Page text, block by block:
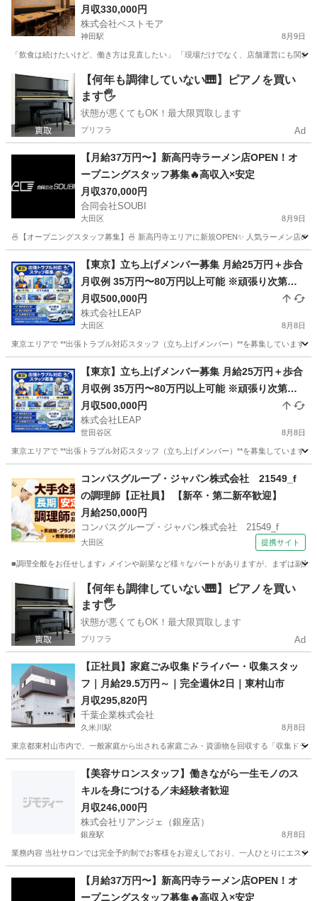
月収330,000円
株式会社ベストモア
神田駅 8月9日
「飲食は続けたいけど、働き方は見直したい」 「現場だけでなく、店舗運営にも関
東京 千代田区 神田駅 飲食 業務
【何年も調律していない🎹】ピアノを買い
ます🖐️
状態が悪くてもOK！最大限買取します
プリフラ Ad
【月給37万円〜】新高円寺ラーメン店OPEN！オ
ープニングスタッフ募集🔥高収入×安定
月収370,000円
合同会社SOUBI
大田区 8月9日
🍜【オープニングスタッフ募集】🍜 新高円寺エリアに新規OPEN✨ 人気ラーメン
飲食 社会保険
【東京】立ち上げメンバー募集 月給25万円＋歩合
月収例 35万円〜80万円以上可能 ※頑張り次第で
高収入可能 ※繁忙期は100万円以上の実績あり
月収500,000円
株式会社LEAP
大田区 8月8日
東京エリアで **出張トラブル対応スタッフ（立ち上げメンバー）**を募集しています
その他 トラブル
【東京】立ち上げメンバー募集 月給25万円＋歩合
月収例 35万円〜80万円以上可能 ※頑張り次第で
高収入可能 ※繁忙期は100万円以上の実績あり
月収500,000円
株式会社LEAP
世田谷区 8月8日
東京エリアで **出張トラブル対応スタッフ（立ち上げメンバー）**を募集しています
その他 トラブル
コンパスグループ・ジャパン株式会社 21549_f
の調理師【正社員】 【新卒・第二新卒歓迎】
月給250,000円
コンパスグループ・ジャパン株式会社 21549_f
大田区 提携サイト
■調理全般をお任せします♪ メインや副菜など様々なパートがありますが、まずは副
東京 大田区 調理師
【何年も調律していない🎹】ピアノを買い
ます🖐️
状態が悪くてもOK！最大限買取します
プリフラ Ad
【正社員】家庭ごみ収集ドライバー・収集スタッ
フ｜月給29.5万円～｜完全週休2日｜東村山市
月収295,820円
千葉企業株式会社
久米川駅 8月8日
東京都東村山市内で、一般家庭から出される家庭ごみ・資源物を回収する「収集ドラ
久米川駅 その他
【美容サロンスタッフ】働きながら一生モノのス
キルを身につける／未経験者歓迎
月収246,000円
株式会社リアンジェ（銀座店）
銀座駅 8月8日
業務内容 当社サロンでは完全予約制でお客様をお迎えしており、一人ひとりにエス
銀座駅 エステティシャン 未経験
【月給37万円〜】新高円寺ラーメン店OPEN！オ
ープニングスタッフ募集🔥高収入×安定